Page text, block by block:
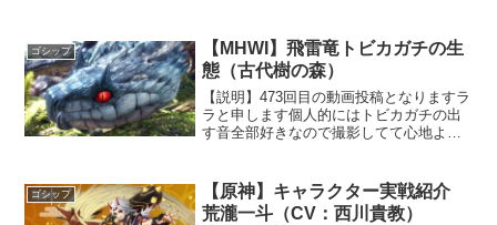
ン川 #最強の魚 #巨大魚 #淡水魚 #自然ド
キュメン...
ゴシップ
【MHWI】飛雷竜トビカガチの生
態（古代樹の森）
【説明】473回目の動画投稿となりますラ
ラと申します個人的にはトビカガチの出
す音全部好きなので撮影してて心地よか
う）---------------------------...
ゴシップ
【原神】キャラクター実戦紹介
荒瀧一斗（CV：西川貴教）